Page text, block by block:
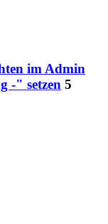
im Admin
-" setzen 5